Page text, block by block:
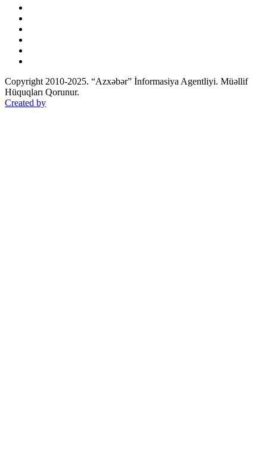
Copyright 2010-2025. “Azxəbər” İnformasiya Agentliyi. Müəllif
Hüquqları Qorunur.
Created by